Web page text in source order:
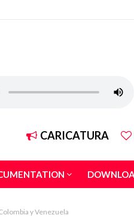
CARICATURA
y Venezuela